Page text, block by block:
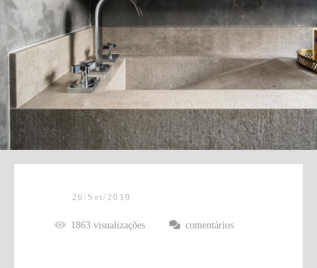
26/Set/2019
1863visualizações comentários